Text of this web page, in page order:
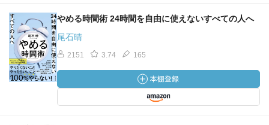
やめる時間術 24時間を自由に使えないすべての人へ
尾石晴
2151 3.74 165